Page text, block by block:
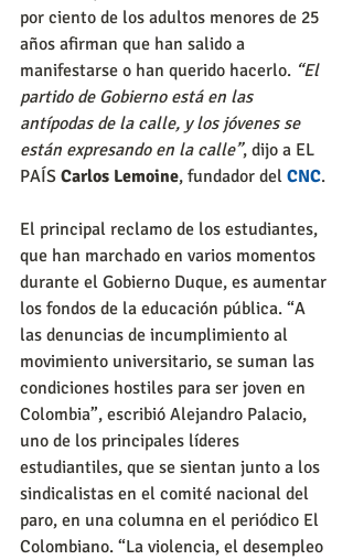
por ciento de los adultos menores de 25
años afirman que han salido a
manifestarse o han querido hacerlo. “El
partido de Gobierno está en las
antípodas de la calle, y los jóvenes se
están expresando en la calle”, dijo a EL
PAÍS Carlos Lemoine, fundador del CNC.
El principal reclamo de los estudiantes,
que han marchado en varios momentos
durante el Gobierno Duque, es aumentar
los fondos de la educación pública. “A
las denuncias de incumplimiento al
movimiento universitario, se suman las
condiciones hostiles para ser joven en
Colombia”, escribió Alejandro Palacio,
uno de los principales líderes
estudiantiles, que se sientan junto a los
sindicalistas en el comité nacional del
paro, en una columna en el periódico El
Colombiano. “La violencia, el desempleo